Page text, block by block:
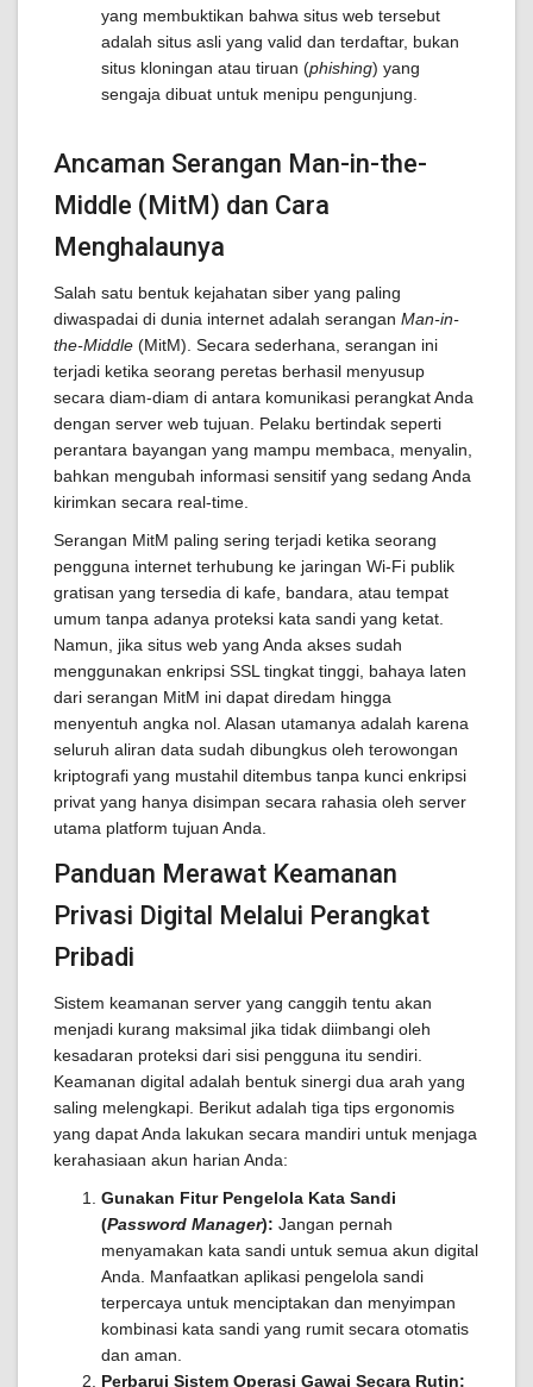
yang membuktikan bahwa situs web tersebut
adalah situs asli yang valid dan terdaftar, bukan
situs kloningan atau tiruan (phishing) yang
sengaja dibuat untuk menipu pengunjung.
Ancaman Serangan Man-in-the-
Middle (MitM) dan Cara
Menghalaunya
Salah satu bentuk kejahatan siber yang paling
diwaspadai di dunia internet adalah serangan Man-in-
the-Middle (MitM). Secara sederhana, serangan ini
terjadi ketika seorang peretas berhasil menyusup
secara diam-diam di antara komunikasi perangkat Anda
dengan server web tujuan. Pelaku bertindak seperti
perantara bayangan yang mampu membaca, menyalin,
bahkan mengubah informasi sensitif yang sedang Anda
kirimkan secara real-time.
Serangan MitM paling sering terjadi ketika seorang
pengguna internet terhubung ke jaringan Wi-Fi publik
gratisan yang tersedia di kafe, bandara, atau tempat
umum tanpa adanya proteksi kata sandi yang ketat.
Namun, jika situs web yang Anda akses sudah
menggunakan enkripsi SSL tingkat tinggi, bahaya laten
dari serangan MitM ini dapat diredam hingga
menyentuh angka nol. Alasan utamanya adalah karena
seluruh aliran data sudah dibungkus oleh terowongan
kriptografi yang mustahil ditembus tanpa kunci enkripsi
privat yang hanya disimpan secara rahasia oleh server
utama platform tujuan Anda.
Panduan Merawat Keamanan
Privasi Digital Melalui Perangkat
Pribadi
Sistem keamanan server yang canggih tentu akan
menjadi kurang maksimal jika tidak diimbangi oleh
kesadaran proteksi dari sisi pengguna itu sendiri.
Keamanan digital adalah bentuk sinergi dua arah yang
saling melengkapi. Berikut adalah tiga tips ergonomis
yang dapat Anda lakukan secara mandiri untuk menjaga
kerahasiaan akun harian Anda:
Gunakan Fitur Pengelola Kata Sandi
(Password Manager): Jangan pernah
menyamakan kata sandi untuk semua akun digital
Anda. Manfaatkan aplikasi pengelola sandi
terpercaya untuk menciptakan dan menyimpan
kombinasi kata sandi yang rumit secara otomatis
dan aman.
Perbarui Sistem Operasi Gawai Secara Rutin: